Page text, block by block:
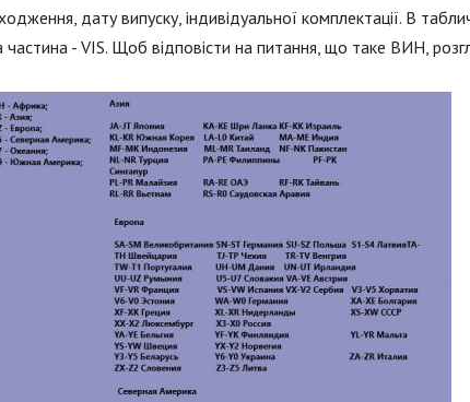
дату випуску, індивідуальної комплектації. В
- VIS. Щоб відповісти на питання, що таке ВИН,